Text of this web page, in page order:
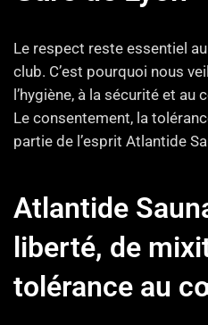
Le respect reste essentiel
club. C’est pourquoi nous
l’hygiène, à la sécurité et
Le consentement, la
partie de l’esprit Atlantide
Atlantide
liberté, de
tolérance au